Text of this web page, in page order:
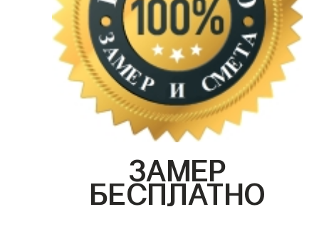
ЗАМЕР
БЕСПЛАТНО